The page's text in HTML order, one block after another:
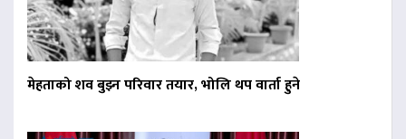
मेहताको शव बुझ्न परिवार तयार, भोलि थप वार्ता हुने